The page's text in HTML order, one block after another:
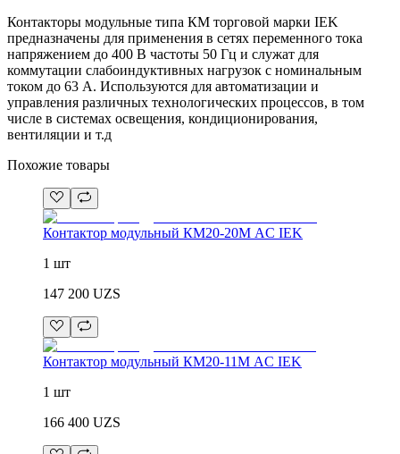
Контакторы модульные типа КМ торговой марки IEK
предназначены для применения в сетях переменного тока
напряжением до 400 В частоты 50 Гц и служат для
коммутации слабоиндуктивных нагрузок с номинальным
током до 63 А. Используются для автоматизации и
управления различных технологических процессов, в том
числе в системах освещения, кондиционирования,
вентиляции и т.д
Похожие товары
Контактор модульный КМ20-20М AC IEK
1 шт
147 200 UZS
Контактор модульный КМ20-11М AC IEK
1 шт
166 400 UZS